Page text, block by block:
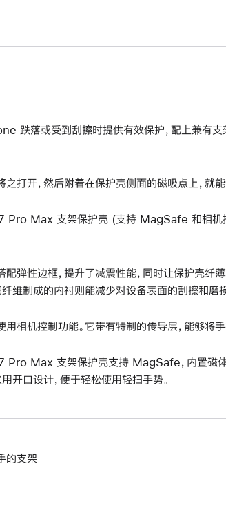
跌落或受到刮擦时提供有效保护，配上兼有支
打开，然后附着在保护壳侧面的磁吸点上，就
Max 支架保护壳 (支持 MagSafe 和相机
弹性边框，提升了减震性能，同时让保护壳纤
维制成的内衬则能减少对设备表面的刮擦和磨
相机控制功能。它带有特制的传导层，能够将
Max 支架保护壳支持 MagSafe，内置磁体
开口设计，便于轻松使用轻扫手势。
的支架